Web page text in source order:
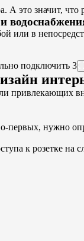
значит, что
или в
нужно
к розетке на